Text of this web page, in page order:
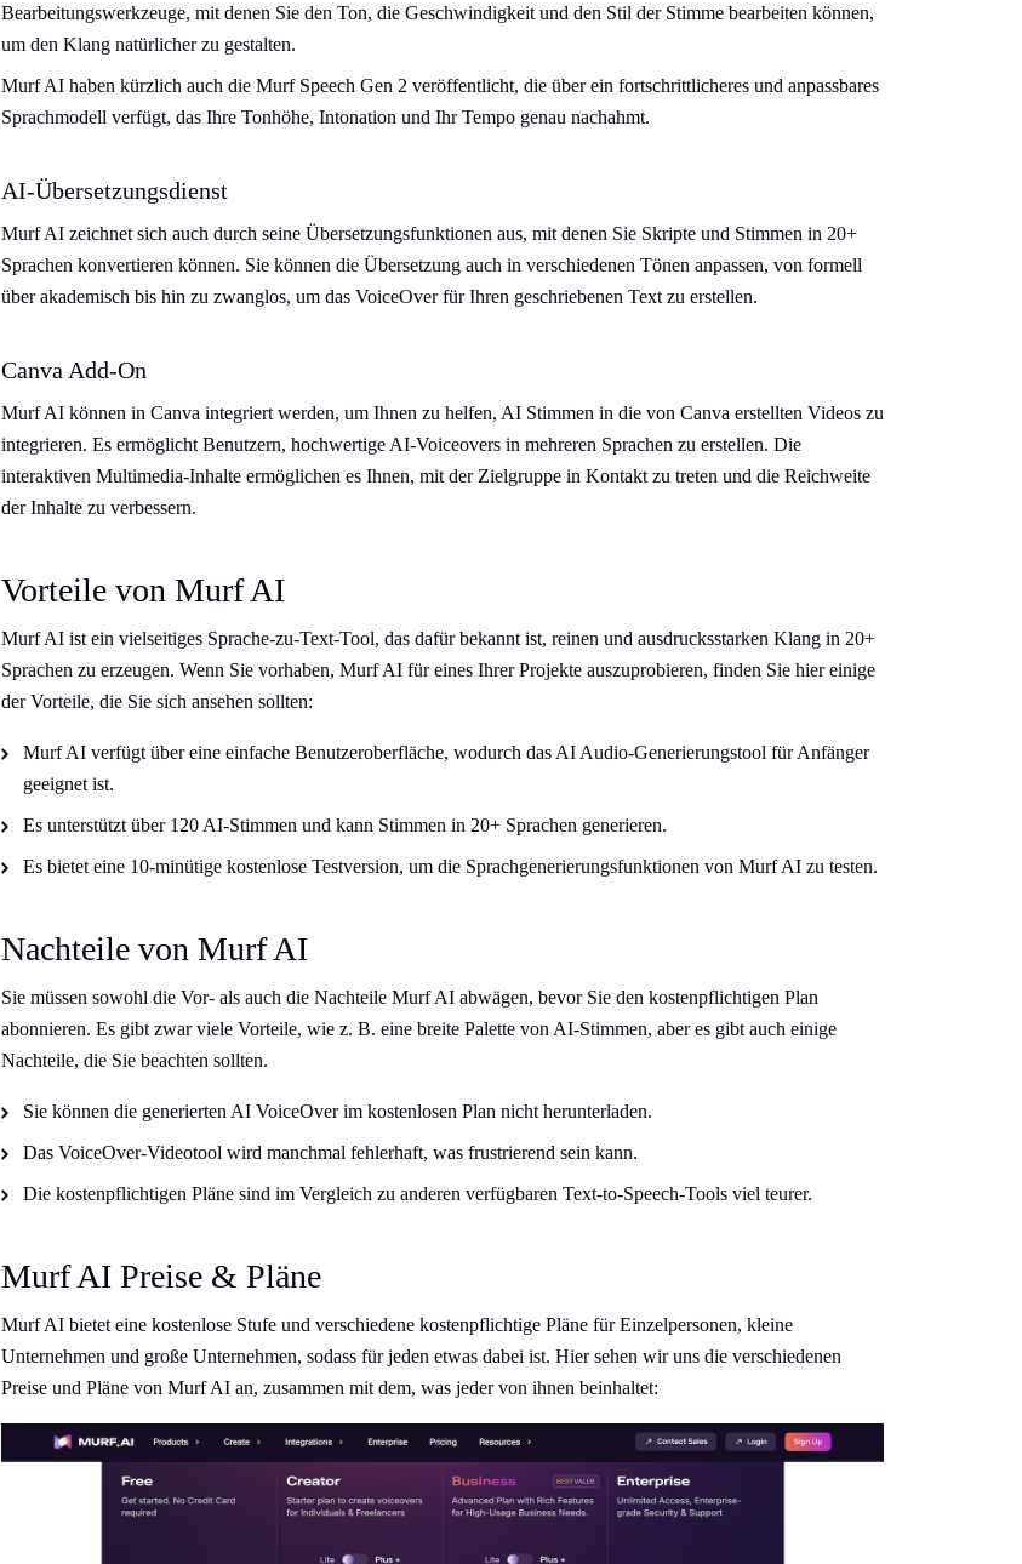
Bearbeitungswerkzeuge, mit denen Sie den Ton, die Geschwindigkeit und den Stil der Stimme bearbeiten können,
um den Klang natürlicher zu gestalten.
Murf AI haben kürzlich auch die Murf Speech Gen 2 veröffentlicht, die über ein fortschrittlicheres und anpassbares
Sprachmodell verfügt, das Ihre Tonhöhe, Intonation und Ihr Tempo genau nachahmt.
AI-Übersetzungsdienst
Murf AI zeichnet sich auch durch seine Übersetzungsfunktionen aus, mit denen Sie Skripte und Stimmen in 20+
Sprachen konvertieren können. Sie können die Übersetzung auch in verschiedenen Tönen anpassen, von formell
über akademisch bis hin zu zwanglos, um das VoiceOver für Ihren geschriebenen Text zu erstellen.
Canva Add-On
Murf AI können in Canva integriert werden, um Ihnen zu helfen, AI Stimmen in die von Canva erstellten Videos zu
integrieren. Es ermöglicht Benutzern, hochwertige AI-Voiceovers in mehreren Sprachen zu erstellen. Die
interaktiven Multimedia-Inhalte ermöglichen es Ihnen, mit der Zielgruppe in Kontakt zu treten und die Reichweite
der Inhalte zu verbessern.
Vorteile von Murf AI
Murf AI ist ein vielseitiges Sprache-zu-Text-Tool, das dafür bekannt ist, reinen und ausdrucksstarken Klang in 20+
Sprachen zu erzeugen. Wenn Sie vorhaben, Murf AI für eines Ihrer Projekte auszuprobieren, finden Sie hier einige
der Vorteile, die Sie sich ansehen sollten:
Murf AI verfügt über eine einfache Benutzeroberfläche, wodurch das AI Audio-Generierungstool für Anfänger
geeignet ist.
Es unterstützt über 120 AI-Stimmen und kann Stimmen in 20+ Sprachen generieren.
Es bietet eine 10-minütige kostenlose Testversion, um die Sprachgenerierungsfunktionen von Murf AI zu testen.
Nachteile von Murf AI
Sie müssen sowohl die Vor- als auch die Nachteile Murf AI abwägen, bevor Sie den kostenpflichtigen Plan
abonnieren. Es gibt zwar viele Vorteile, wie z. B. eine breite Palette von AI-Stimmen, aber es gibt auch einige
Nachteile, die Sie beachten sollten.
Sie können die generierten AI VoiceOver im kostenlosen Plan nicht herunterladen.
Das VoiceOver-Videotool wird manchmal fehlerhaft, was frustrierend sein kann.
Die kostenpflichtigen Pläne sind im Vergleich zu anderen verfügbaren Text-to-Speech-Tools viel teurer.
Murf AI Preise & Pläne
Murf AI bietet eine kostenlose Stufe und verschiedene kostenpflichtige Pläne für Einzelpersonen, kleine
Unternehmen und große Unternehmen, sodass für jeden etwas dabei ist. Hier sehen wir uns die verschiedenen
Preise und Pläne von Murf AI an, zusammen mit dem, was jeder von ihnen beinhaltet: